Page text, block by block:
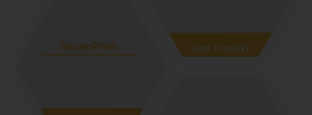
SauenProfi zum Produkt